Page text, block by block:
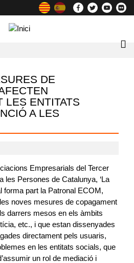
DE
LES ENTITATS
A LES
Empresarials del Tercer
les Persones de Catalunya, ‘La
forma part la Patronal ECOM,
noves mesures de copagament
darrers mesos en els àmbits
etc., i que estan dissenyades
directament pels usuaris,
en les entitats socials, que
un rol de mediació i